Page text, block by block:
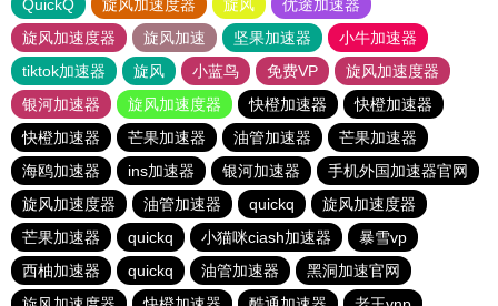
QuickQ 旋风加速度器 旋风
优途加速器
旋风加速度器
旋风加速 坚果加速器
小牛加速器
tiktok加速器
旋风 小蓝鸟 免费VP
旋风加速度器
银河加速器
旋风加速度器 快橙加速器
快橙加速器
快橙加速器
芒果加速器 油管加速器
芒果加速器
海鸥加速器
ins加速器 银河加速器
手机外国加速器官网
旋风加速度器
油管加速器 quickq
旋风加速度器
芒果加速器
quickq 小猫咪ciash加速器
暴雪vp
西柚加速器
quickq 油管加速器
黑洞加速官网